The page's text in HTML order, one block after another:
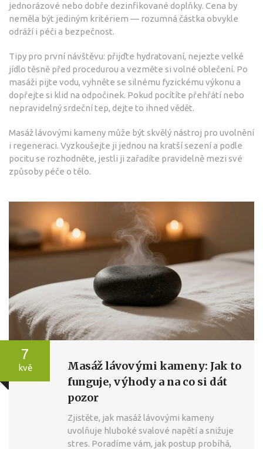
jednorázové nebo dobře dezinfikované doplňky. Cena by
neměla být jediným kritériem — rozumná částka obvykle
odráží i péči a bezpečnost.
Tipy pro první návštěvu: přijďte hydratovaní, nejezte velké
jídlo těsně před procedurou a vezměte si volné oblečení. Po
masáži pijte vodu, vyhněte se silnému fyzickému výkonu a
dopřejte si klid na odpočinek. Pokud pocítíte přehřátí nebo
nepravidelný srdeční tep, dejte to ihned vědět.
Masáž lávovými kameny může být skvělý nástroj pro uvolnění
i regeneraci. Vyzkoušejte ji jednou na kratší sezení a podle
pocitu se rozhodněte, jestli ji zařadíte pravidelně mezi své
způsoby péče o tělo.
7
kvě
Masáž lávovými kameny: Jak to
funguje, výhody a na co si dát
pozor
Zjistěte, jak masáž lávovými kameny
uvolňuje hluboké svalové napětí a snižuje
stres. Poradíme vám, jak postup probíhá,